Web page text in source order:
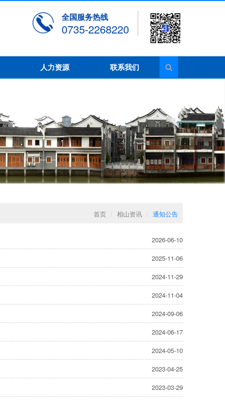
全国服务热线
0735-2268220
人力资源 联系我们
首页 / 相山资讯 / 通知公告
2026-06-10
2025-11-06
2024-11-29
2024-11-04
2024-09-06
2024-06-17
2024-05-10
2023-04-25
2023-03-29